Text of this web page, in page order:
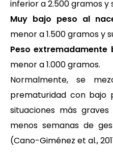
inferior a 2.500 gramos y
Muy bajo peso al
menor a 1.500 gramos y
Peso extremadamente
menor a 1.000 gramos.
Normalmente, se
prematuridad con bajo
situaciones más
menos semanas de
(Cano-Giménez et al.,